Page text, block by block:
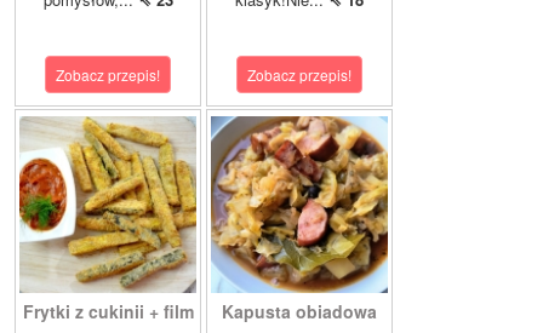
Zobacz przepis! Zobacz przepis!
Frytki z cukinii + film Kapusta obiadowa